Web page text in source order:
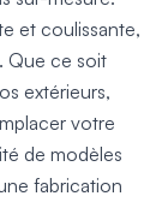
et coulissante,
Que ce soit
extérieurs,
votre
de modèles
fabrication